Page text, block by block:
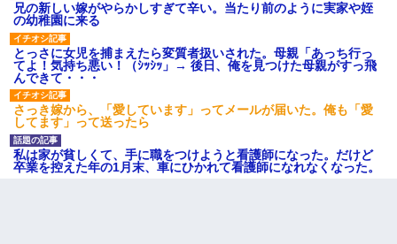
兄の新しい嫁がやらかしすぎて辛い。当たり前のように実家や姪
の幼稚園に来る
とっさに女児を捕まえたら変質者扱いされた。母親「あっち行っ
てよ！気持ち悪い！（ｼｯｼｯ」→ 後日、俺を見つけた母親がすっ飛
んできて・・・
さっき嫁から、「愛しています」ってメールが届いた。俺も「愛
してます」って送ったら
私は家が貧しくて、手に職をつけようと看護師になった。だけど
卒業を控えた年の1月末、車にひかれて看護師になれなくなった。